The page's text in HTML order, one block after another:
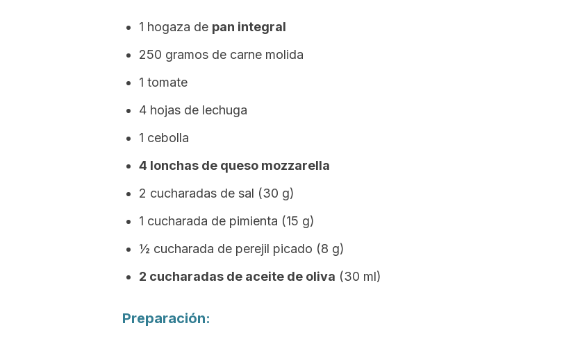
1 hogaza de pan integral
250 gramos de carne molida
1 tomate
4 hojas de lechuga
1 cebolla
4 lonchas de queso mozzarella
2 cucharadas de sal (30 g)
1 cucharada de pimienta (15 g)
½ cucharada de perejil picado (8 g)
2 cucharadas de aceite de oliva (30 ml)
Preparación: